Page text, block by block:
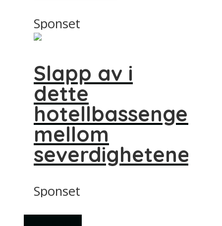
Sponset
Slapp av i
dette
hotellbassenget
mellom
severdighetene
Sponset